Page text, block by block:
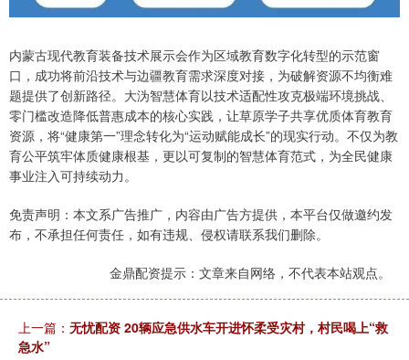
内蒙古现代教育装备技术展示会作为区域教育数字化转型的示范窗
口，成功将前沿技术与边疆教育需求深度对接，为破解资源不均衡难
题提供了创新路径。大沩智慧体育以技术适配性攻克极端环境挑战、
零门槛改造降低普惠成本的核心实践，让草原学子共享优质体育教育
资源，将“健康第一”理念转化为“运动赋能成长”的现实行动。不仅为教
育公平筑牢体质健康根基，更以可复制的智慧体育范式，为全民健康
事业注入可持续动力。
免责声明：本文系广告推广，内容由广告方提供，本平台仅做邀约发
布，不承担任何责任，如有违规、侵权请联系我们删除。
金鼎配资提示：文章来自网络，不代表本站观点。
上一篇： 无忧配资 20辆应急供水车开进怀柔受灾村，村民喝上“救
急水”